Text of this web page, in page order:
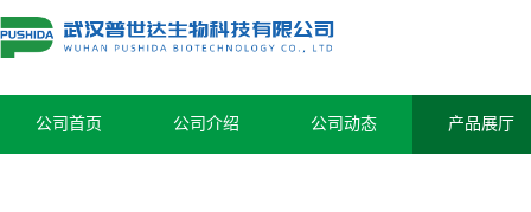
公司首页 公司介绍 公司动态 产品展厅